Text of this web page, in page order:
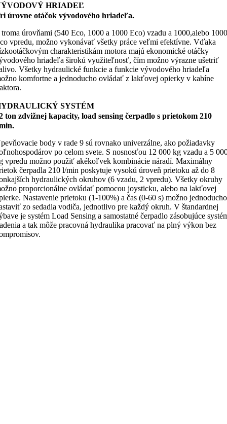
HRIADEĽ
úrovne otáčok vývodového hriadeľa.
troma úrovňami (540 Eco, 1000 a 1000 Eco) vzadu a 1000,alebo
vpredu, možno vykonávať všetky práce veľmi efektívne. Vďaka
charakteristikám motora majú ekonomické otáčky
hriadeľa širokú využiteľnosť, čím možno výrazne ušetriť
Všetky hydraulické funkcie a funkcie vývodového hriadeľa
komfortne a jednoducho ovládať z lakťovej opierky v kabíne
SYSTÉM
ton zdvižnej kapacity, load sensing čerpadlo s prietokom 210
body v rade 9 sú rovnako univerzálne, ako požiadavky
po celom svete. S nosnosťou 12 000 kg vzadu a 5
vpredu možno použiť akékoľvek kombinácie náradí. Maximálny
čerpadla 210 l/min poskytuje vysokú úroveň prietoku až do 8
hydraulických okruhov (6 vzadu, 2 vpredu). Všetky okruhy
proporcionálne ovládať pomocou joysticku, alebo na lakťovej
Nastavenie prietoku (1-100%) a čas (0-60 s) možno jednoducho
zo sedadla vodiča, jednotlivo pre každý okruh. V štandardnej
je systém Load Sensing a samostatné čerpadlo zásobujúce
a tak môže pracovná hydraulika pracovať na plný výkon bez